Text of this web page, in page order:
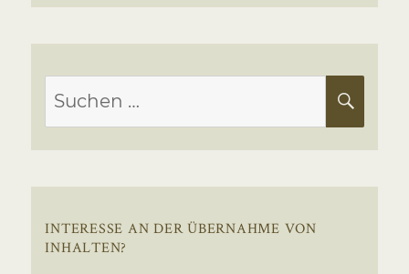
Suchen
nach:
INTERESSE AN DER ÜBERNAHME VON
INHALTEN?